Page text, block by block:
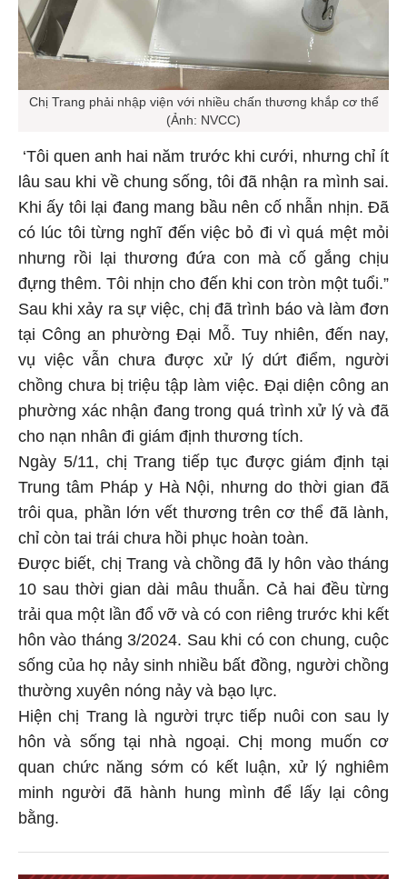
Chị Trang phải nhập viện với nhiều chấn thương khắp cơ thể
(Ảnh: NVCC)
‘Tôi quen anh hai năm trước khi cưới, nhưng chỉ ít
lâu sau khi về chung sống, tôi đã nhận ra mình sai.
Khi ấy tôi lại đang mang bầu nên cố nhẫn nhịn. Đã
có lúc tôi từng nghĩ đến việc bỏ đi vì quá mệt mỏi
nhưng rồi lại thương đứa con mà cố gắng chịu
đựng thêm. Tôi nhịn cho đến khi con tròn một tuổi.”
Sau khi xảy ra sự việc, chị đã trình báo và làm đơn
tại Công an phường Đại Mỗ. Tuy nhiên, đến nay,
vụ việc vẫn chưa được xử lý dứt điểm, người
chồng chưa bị triệu tập làm việc. Đại diện công an
phường xác nhận đang trong quá trình xử lý và đã
cho nạn nhân đi giám định thương tích.
Ngày 5/11, chị Trang tiếp tục được giám định tại
Trung tâm Pháp y Hà Nội, nhưng do thời gian đã
trôi qua, phần lớn vết thương trên cơ thể đã lành,
chỉ còn tai trái chưa hồi phục hoàn toàn.
Được biết, chị Trang và chồng đã ly hôn vào tháng
10 sau thời gian dài mâu thuẫn. Cả hai đều từng
trải qua một lần đổ vỡ và có con riêng trước khi kết
hôn vào tháng 3/2024. Sau khi có con chung, cuộc
sống của họ nảy sinh nhiều bất đồng, người chồng
thường xuyên nóng nảy và bạo lực.
Hiện chị Trang là người trực tiếp nuôi con sau ly
hôn và sống tại nhà ngoại. Chị mong muốn cơ
quan chức năng sớm có kết luận, xử lý nghiêm
minh người đã hành hung mình để lấy lại công
bằng.